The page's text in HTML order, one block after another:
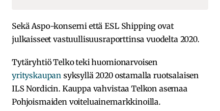
Sekä Aspo-konserni että ESL Shipping ovat
julkaisseet vastuullisuusraporttinsa vuodelta 2020.
Tytäryhtiö Telko teki huomionarvoisen
yrityskaupan syksyllä 2020 ostamalla ruotsalaisen
ILS Nordicin. Kauppa vahvistaa Telkon asemaa
Pohjoismaiden voiteluainemarkkinoilla.